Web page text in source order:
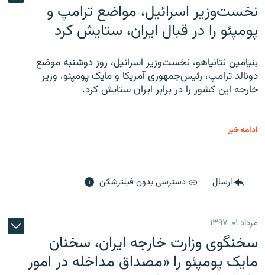
نخست‌وزیر اسرائیل، مواضع ترامپ و
پومپئو را در قبال ایران، ستایش کرد
بنیامین نتانیاهو، نخست‌وزیر اسرائیل، روز دوشنبه موضع
دونالد ترامپ، رئیس‌جمهوری آمریکا و مایک پومپئو، وزیر
خارجه این کشور را در برابر ایران ستایش کرد.
ادامه خبر
ارسال دسترسی بدون فیلترشکن
مرداد ۰۱, ۱۳۹۷
سخنگوی وزارت خارجه ایران، سخنان
مایک پومپئو را «مصداق مداخله در امور